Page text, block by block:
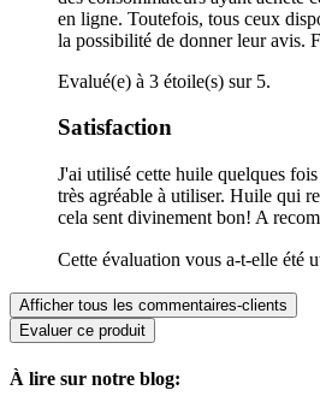
en ligne. Toutefois, tous ceux
la possibilité de donner leur avis.
Evalué(e) à 3 étoile(s) sur 5.
Satisfaction
J'ai utilisé cette huile quelques
très agréable à utiliser. Huile qui
cela sent divinement bon! A
Cette évaluation vous a-t-elle été
Afficher tous les commentaires-clients
Evaluer ce produit
À lire sur notre blog: